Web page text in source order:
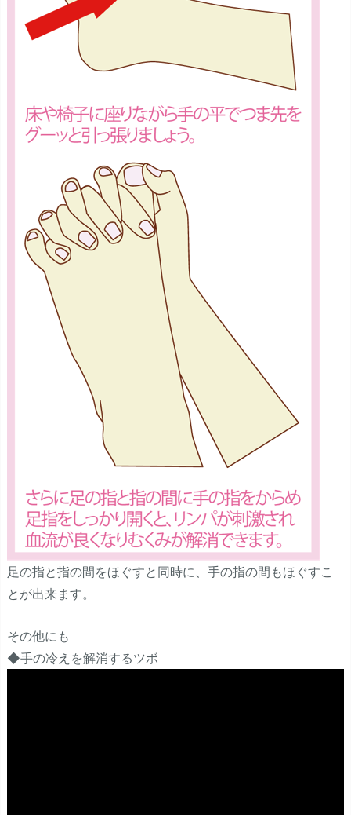
足の指と指の間をほぐすと同時に、手の指の間もほぐすこ
とが出来ます。
その他にも
◆手の冷えを解消するツボ